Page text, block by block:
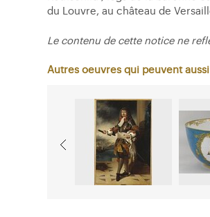
du Louvre, au château de
Le contenu de cette notice ne
Autres oeuvres qui peuvent